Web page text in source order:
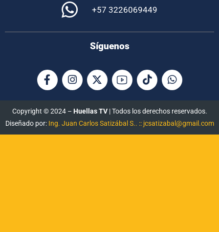
+57 3226069449
Síguenos
Copyright © 2024 – Huellas TV| Todos los derechos reservados.
Diseñado por: Ing. Juan Carlos Satizábal S.. :: jcsatizabal@gmail.com